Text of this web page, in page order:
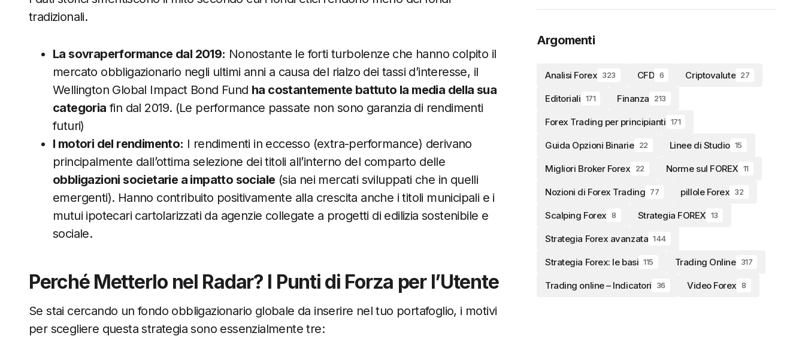
tradizionali.
La sovraperformance dal 2019: Nonostante le forti turbolenze che hanno colpito il
mercato obbligazionario negli ultimi anni a causa del rialzo dei tassi d’interesse, il
Wellington Global Impact Bond Fund ha costantemente battuto la media della sua
categoria fin dal 2019. (Le performance passate non sono garanzia di rendimenti
futuri)
I motori del rendimento: I rendimenti in eccesso (extra-performance) derivano
principalmente dall’ottima selezione dei titoli all’interno del comparto delle
obbligazioni societarie a impatto sociale (sia nei mercati sviluppati che in quelli
emergenti). Hanno contribuito positivamente alla crescita anche i titoli municipali e i
mutui ipotecari cartolarizzati da agenzie collegate a progetti di edilizia sostenibile e
sociale.
Perché Metterlo nel Radar? I Punti di Forza per l’Utente
Se stai cercando un fondo obbligazionario globale da inserire nel tuo portafoglio, i motivi
per scegliere questa strategia sono essenzialmente tre:
Argomenti
Analisi Forex 323 CFD 6 Criptovalute 27
Editoriali 171 Finanza 213
Forex Trading per principianti 171
Guida Opzioni Binarie 22 Linee di Studio 15
Migliori Broker Forex 22 Norme sul FOREX 11
Nozioni di Forex Trading 77 pillole Forex 32
Scalping Forex 8 Strategia FOREX 13
Strategia Forex avanzata 144
Strategia Forex: le basi 115 Trading Online 317
Trading online – Indicatori 36 Video Forex 8